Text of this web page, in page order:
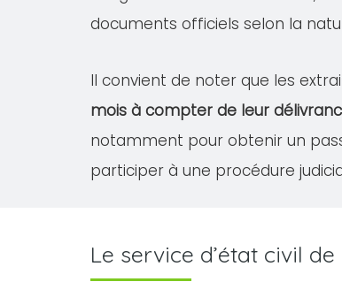
documents officiels selon la
Il convient de noter que les
mois à compter de leur
notamment pour obtenir un
participer à une procédure
Le service d’état civil de